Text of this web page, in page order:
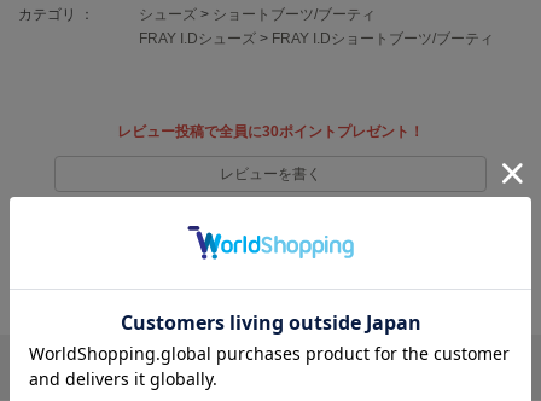
EIMY ISTOIRE
エイミー イストワール
エミ アトリエ
ey
アイ
カテゴリ ： シューズ > ショートブーツ/ブーティ
FRAY I.Dシューズ > FRAY I.Dショートブーツ/ブーティ
レビュー投稿で全員に30ポイントプレゼント！
レビューを書く
リポストする